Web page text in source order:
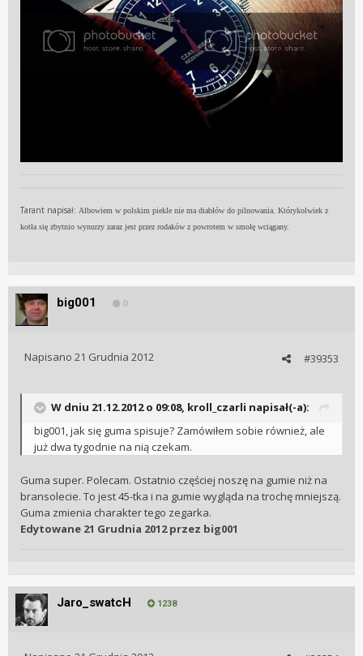
Tarant napisał: Albowiem w polskim piekle nie ma diabłów do pilnowania. Którykolwiek z
kotła się zbytnio wynurzy zaraz jest przez rodaków z powrotem w smołę wciągany.
big001 0
#39353
Napisano 21 Grudnia 2012
W dniu 21.12.2012 o 09:08, kroll_czarli napisał(-a):
big001, jak się guma spisuje? Zamówiłem sobie również, ale
już dwa tygodnie na nią czekam.
Guma super. Polecam. Ostatnio częściej noszę na gumie niż na
bransolecie. To jest 45-tka i na gumie wygląda na trochę mniejszą.
Guma zmienia charakter tego zegarka.
Edytowane 21 Grudnia 2012przez big001
Jaro_swatcH 1238